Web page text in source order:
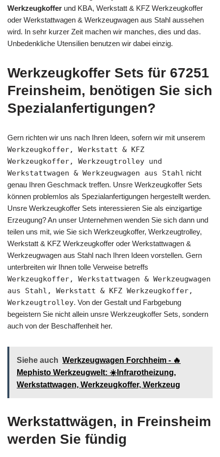
Werkzeugkoffer und KBA, Werkstatt & KFZ Werkzeugkoffer
oder Werkstattwagen & Werkzeugwagen aus Stahl aussehen
wird. In sehr kurzer Zeit machen wir manches, dies und das.
Unbedenkliche Utensilien benutzen wir dabei einzig.
Werkzeugkoffer Sets für 67251
Freinsheim, benötigen Sie sich
Spezialanfertigungen?
Gern richten wir uns nach Ihren Ideen, sofern wir mit unserem
Werkzeugkoffer, Werkstatt & KFZ
Werkzeugkoffer, Werkzeugtrolley und
Werkstattwagen & Werkzeugwagen aus Stahl nicht
genau Ihren Geschmack treffen. Unsre Werkzeugkoffer Sets
können problemlos als Spezialanfertigungen hergestellt werden.
Unsre Werkzeugkoffer Sets interessieren Sie als einzigartige
Erzeugung? An unser Unternehmen wenden Sie sich dann und
teilen uns mit, wie Sie sich Werkzeugkoffer, Werkzeugtrolley,
Werkstatt & KFZ Werkzeugkoffer oder Werkstattwagen &
Werkzeugwagen aus Stahl nach Ihren Ideen vorstellen. Gern
unterbreiten wir Ihnen tolle Verweise betreffs
Werkzeugkoffer, Werkstattwagen & Werkzeugwagen
aus Stahl, Werkstatt & KFZ Werkzeugkoffer,
Werkzeugtrolley. Von der Gestalt und Farbgebung
begeistern Sie nicht allein unsre Werkzeugkoffer Sets, sondern
auch von der Beschaffenheit her.
Siehe auch Werkzeugwagen Forchheim - 🔥
Mephisto Werkzeugwelt: ☀️Infrarotheizung,
Werkstattwagen, Werkzeugkoffer, Werkzeug
Werkstattwägen, in Freinsheim
werden Sie fündig